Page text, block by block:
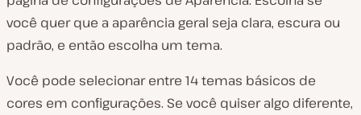
você quer que a aparência geral seja clara, escura ou
padrão, e então escolha um tema.
Você pode selecionar entre 14 temas básicos de
cores em configurações. Se você quiser algo diferente,